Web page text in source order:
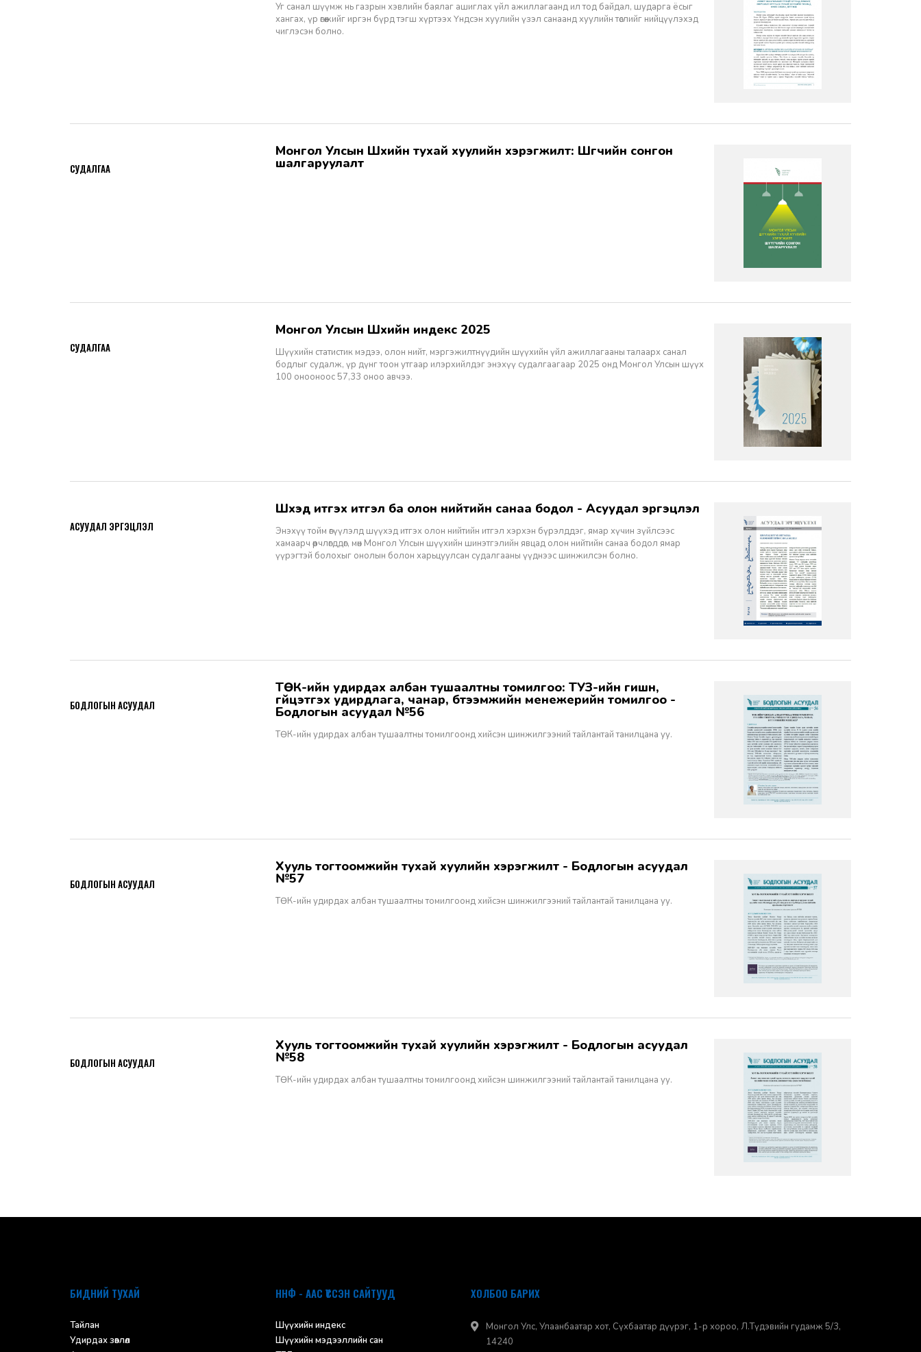
Уг санал шүүмж нь газрын хэвлийн баялаг ашиглах үйл ажиллагаанд ил тод байдал, шударга ёсыг
хангах, үр өгөөжийг иргэн бүрд тэгш хүртээх Үндсэн хуулийн үзэл санаанд хуулийн төслийг нийцүүлэхэд
чиглэсэн болно.
Монгол Улсын Шүүхийн тухай хуулийн хэрэгжилт: Шүүгчийн сонгон
шалгаруулалт
СУДАЛГАА
Монгол Улсын Шүүхийн индекс 2025
Шүүхийн статистик мэдээ, олон нийт, мэргэжилтнүүдийн шүүхийн үйл ажиллагааны талаарх санал
бодлыг судалж, үр дүнг тоон утгаар илэрхийлдэг энэхүү судалгаагаар 2025 онд Монгол Улсын шүүх
100 онооноос 57,33 оноо авчээ.
СУДАЛГАА
Шүүхэд итгэх итгэл ба олон нийтийн санаа бодол - Асуудал эргэцүүлэл
Энэхүү тойм өгүүлэлд шүүхэд итгэх олон нийтийн итгэл хэрхэн бүрэлддэг, ямар хүчин зүйлсээс
хамаарч өөрчлөгддөг, мөн Монгол Улсын шүүхийн шинэтгэлийн явцад олон нийтийн санаа бодол ямар
үүрэгтэй болохыг онолын болон харьцуулсан судалгааны үүднээс шинжилсэн болно.
АСУУДАЛ ЭРГЭЦҮҮЛЭЛ
ТӨК-ийн удирдах албан тушаалтны томилгоо: ТУЗ-ийн гишүүн,
гүйцэтгэх удирдлага, чанар, бүтээмжийн менежерийн томилгоо -
Бодлогын асуудал №56
ТӨК-ийн удирдах албан тушаалтны томилгоонд хийсэн шинжилгээний тайлантай танилцана уу.
БОДЛОГЫН АСУУДАЛ
Хууль тогтоомжийн тухай хуулийн хэрэгжилт - Бодлогын асуудал
№57
ТӨК-ийн удирдах албан тушаалтны томилгоонд хийсэн шинжилгээний тайлантай танилцана уу.
БОДЛОГЫН АСУУДАЛ
Хууль тогтоомжийн тухай хуулийн хэрэгжилт - Бодлогын асуудал
№58
ТӨК-ийн удирдах албан тушаалтны томилгоонд хийсэн шинжилгээний тайлантай танилцана уу.
БОДЛОГЫН АСУУДАЛ
БИДНИЙ ТУХАЙ
Тайлан
Удирдах зөвлөл
ННФ - ААС ҮҮССЭН САЙТУУД
Шүүхийн индекс
Шүүхийн мэдээллийн сан
ХОЛБОО БАРИХ
Монгол Улс, Улаанбаатар хот, Сүхбаатар дүүрэг, 1-р хороо, ​Л.Түдэвийн гудамж 5/3,
14240